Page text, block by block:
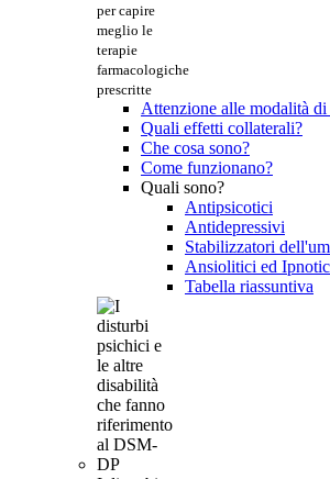
per capire
meglio le
terapie
farmacologiche
prescritte
Attenzione alle modalità di
Quali effetti collaterali?
Che cosa sono?
Come funzionano?
Quali sono?
Antipsicotici
Antidepressivi
Stabilizzatori
Ansiolitici ed
Tabella riassuntiva